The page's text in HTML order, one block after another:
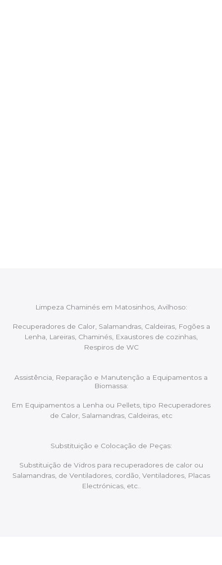
Limpeza Chaminés em Matosinhos, Avilhoso:
Recuperadores de Calor, Salamandras, Caldeiras, Fogões a
Lenha, Lareiras, Chaminés, Exaustores de cozinhas,
Respiros de WC
Assistência, Reparação e Manutenção a Equipamentos a
Biomassa:
Em Equipamentos a Lenha ou Pellets, tipo Recuperadores
de Calor, Salamandras, Caldeiras, etc
Substituição e Colocação de Peças:
Substituição de Vidros para recuperadores de calor ou
Salamandras, de Ventiladores, cordão, Ventiladores, Placas
Electrónicas, etc..